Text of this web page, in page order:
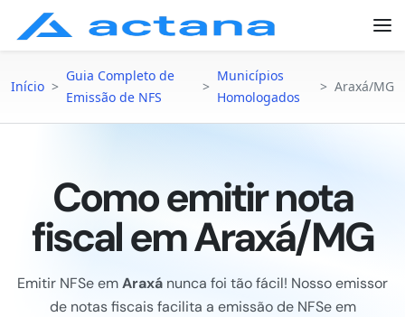
Início >
Guia Completo de
Emissão de NFS
>
Municípios
Homologados
> Araxá/MG
Como emitir nota
fiscal em Araxá/MG
Emitir NFSe emAraxá nunca foi tão fácil! Nosso emissor
de notas fiscais facilita a emissão de NFSe em